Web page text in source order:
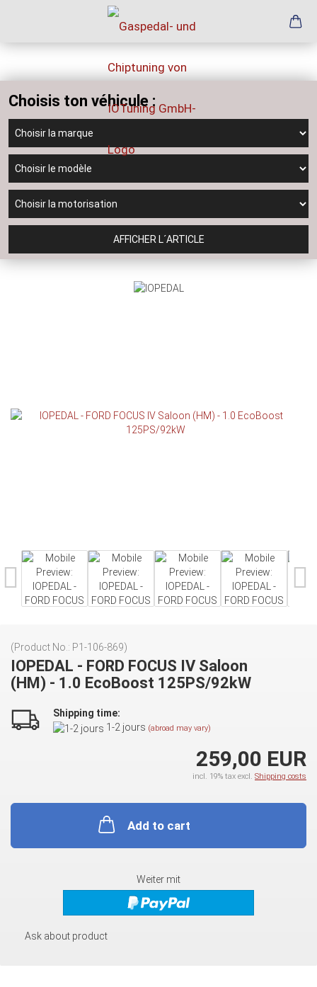
Choisis ton véhicule :
AFFICHER L´ARTICLE
(Product No.: P1-106-869)
IOPEDAL - FORD FOCUS IV Saloon
(HM) - 1.0 EcoBoost 125PS/92kW
Shipping time:
1-2 jours (abroad may vary)
259,00 EUR
incl. 19% tax excl. Shipping costs
Add to cart
Weiter mit
Ask about product